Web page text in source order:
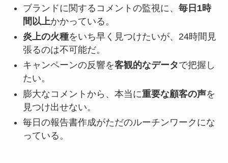
ブランドに関するコメントの監視に、 毎日1時
間以上かかっている。
炎上の火種をいち早く見つけたいが、24時間見
張るのは不可能だ。
キャンペーンの反響を客観的なデータで把握し
たい。
膨大なコメントから、本当に重要な顧客の声を
見つけ出せない。
毎日の報告書作成がただのルーチンワークにな
っている。